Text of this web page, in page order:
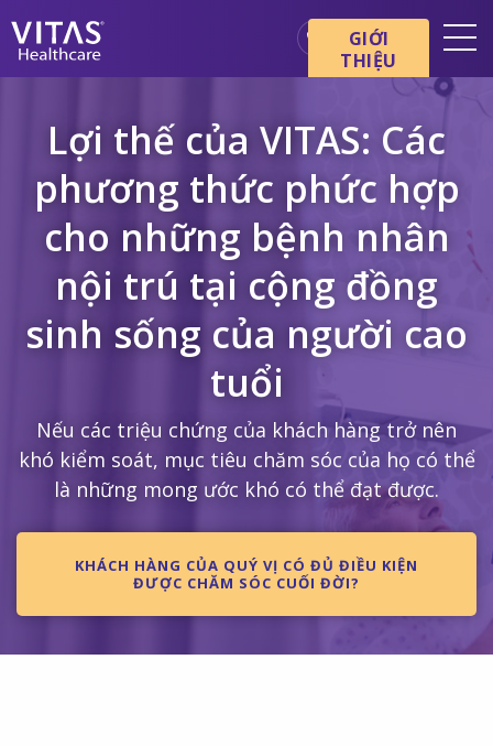
Cơ bản về chăm sóc cuối đời
Dịch vụ
Chuyên gia chăm sóc sức
khỏe
Gia đình và người chăm sóc
GIỚI
THIỆU
Lợi thế của VITAS: Các
phương thức phức hợp
cho những bệnh nhân
nội trú tại cộng đồng
sinh sống của người cao
tuổi
Nếu các triệu chứng của khách hàng trở nên
khó kiểm soát, mục tiêu chăm sóc của họ có thể
là những mong ước khó có thể đạt được.
KHÁCH HÀNG CỦA QUÝ VỊ CÓ ĐỦ ĐIỀU KIỆN
ĐƯỢC CHĂM SÓC CUỐI ĐỜI?